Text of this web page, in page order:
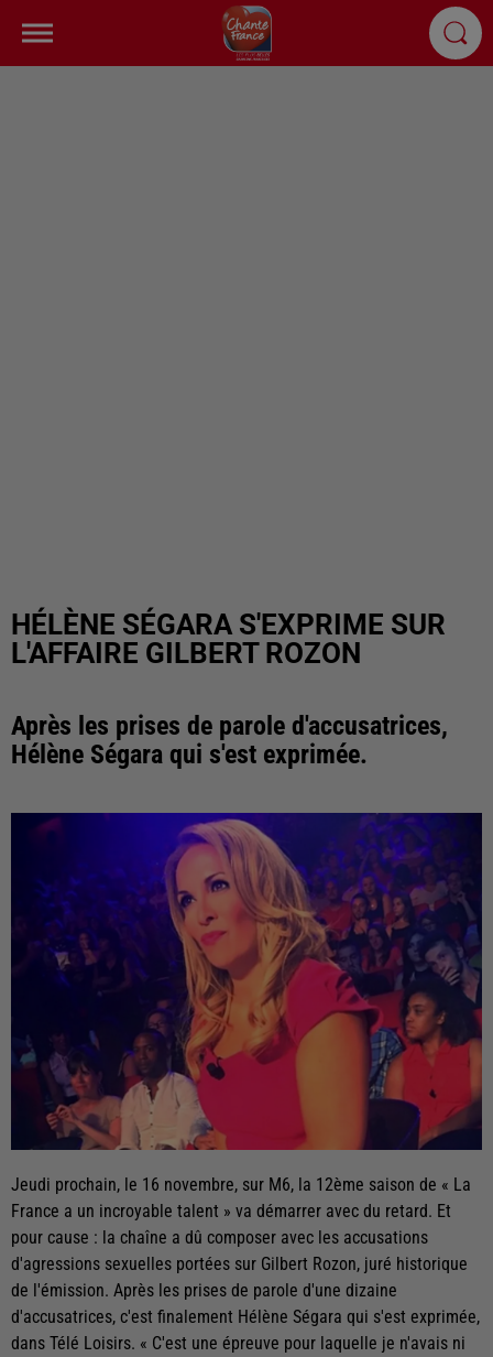
HÉLÈNE SÉGARA S'EXPRIME SUR
L'AFFAIRE GILBERT ROZON
Après les prises de parole d'accusatrices,
Hélène Ségara qui s'est exprimée.
Jeudi prochain, le 16 novembre, sur M6, la 12ème saison de « La
France a un incroyable talent » va démarrer avec du retard. Et
pour cause : la chaîne a dû composer avec les accusations
d'agressions sexuelles portées sur Gilbert Rozon, juré historique
de l'émission. Après les prises de parole d'une dizaine
d'accusatrices, c'est finalement Hélène Ségara qui s'est exprimée,
dans Télé Loisirs. « C'est une épreuve pour laquelle je n'avais ni